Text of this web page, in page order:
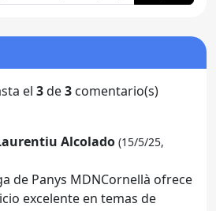
el 3de3 comentario(s)
Alcolado (15/5/25,
de Panys MDNCornellà ofrece
excelente en temas de